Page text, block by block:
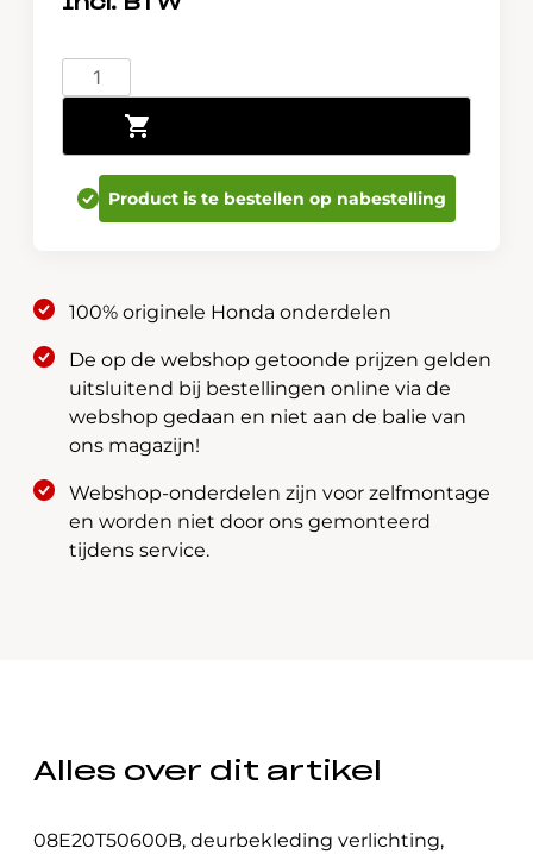
Honda
Civic
Rode
deurbekleding
verlichting
600B
Toevoegen aan winkelwagen
Product is te bestellen op nabestelling
100% originele Honda onderdelen
De op de webshop getoonde prijzen gelden
uitsluitend bij bestellingen online via de
webshop gedaan en niet aan de balie van
ons magazijn!
Webshop-onderdelen zijn voor zelfmontage
en worden niet door ons gemonteerd
tijdens service.
Alles over dit artikel
08E20T50600B, deurbekleding verlichting,